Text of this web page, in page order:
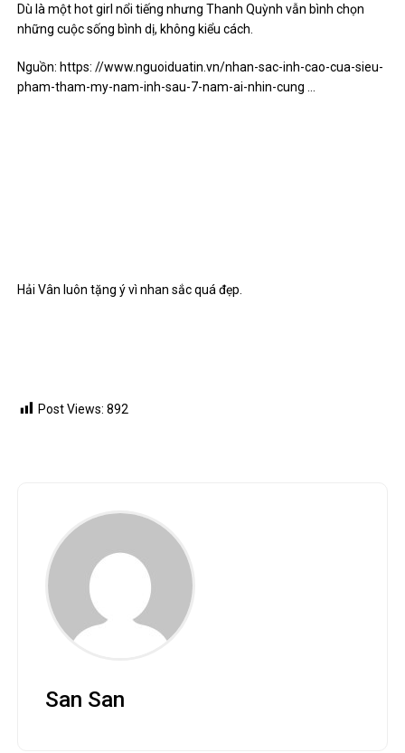
Dù là một hot girl nổi tiếng nhưng Thanh Quỳnh vẫn bình chọn
những cuộc sống bình dị, không kiểu cách.
Nguồn: https: //www.nguoiduatin.vn/nhan-sac-inh-cao-cua-sieu-
pham-tham-my-nam-inh-sau-7-nam-ai-nhin-cung …
Hải Vân luôn tặng ý vì nhan sắc quá đẹp.
Post Views: 892
San San